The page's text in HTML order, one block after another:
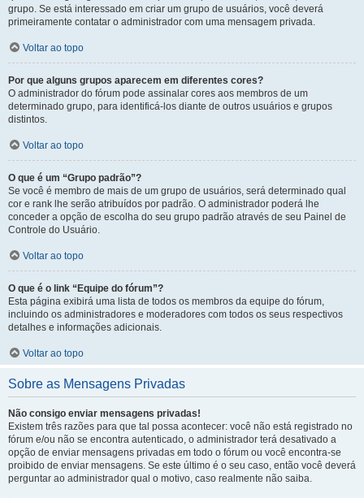
grupo. Se está interessado em criar um grupo de usuários, você deverá
primeiramente contatar o administrador com uma mensagem privada.
Voltar ao topo
Por que alguns grupos aparecem em diferentes cores?
O administrador do fórum pode assinalar cores aos membros de um
determinado grupo, para identificá-los diante de outros usuários e grupos
distintos.
Voltar ao topo
O que é um “Grupo padrão”?
Se você é membro de mais de um grupo de usuários, será determinado qual
cor e rank lhe serão atribuídos por padrão. O administrador poderá lhe
conceder a opção de escolha do seu grupo padrão através de seu Painel de
Controle do Usuário.
Voltar ao topo
O que é o link “Equipe do fórum”?
Esta página exibirá uma lista de todos os membros da equipe do fórum,
incluindo os administradores e moderadores com todos os seus respectivos
detalhes e informações adicionais.
Voltar ao topo
Sobre as Mensagens Privadas
Não consigo enviar mensagens privadas!
Existem três razões para que tal possa acontecer: você não está registrado no
fórum e/ou não se encontra autenticado, o administrador terá desativado a
opção de enviar mensagens privadas em todo o fórum ou você encontra-se
proibido de enviar mensagens. Se este último é o seu caso, então você deverá
perguntar ao administrador qual o motivo, caso realmente não saiba.